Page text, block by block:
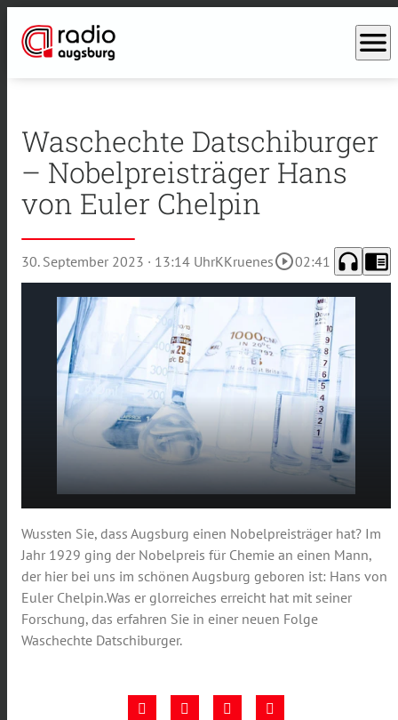
menu
Waschechte Datschiburger
– Nobelpreisträger Hans
von Euler Chelpin
30. September 2023 · 13:14 UhrKKruenesplay_circle_outline02:41 headphones chrome_reader_mode
play_arrow Waschechte Datschiburger –
Nobelpreisträger Hans von Euler Chelpin
00:00 02:41
Wussten Sie, dass Augsburg einen Nobelpreisträger hat? Im
Jahr 1929 ging der Nobelpreis für Chemie an einen Mann,
der hier bei uns im schönen Augsburg geboren ist: Hans von
Euler Chelpin.Was er glorreiches erreicht hat mit seiner
Forschung, das erfahren Sie in einer neuen Folge
Waschechte Datschiburger.